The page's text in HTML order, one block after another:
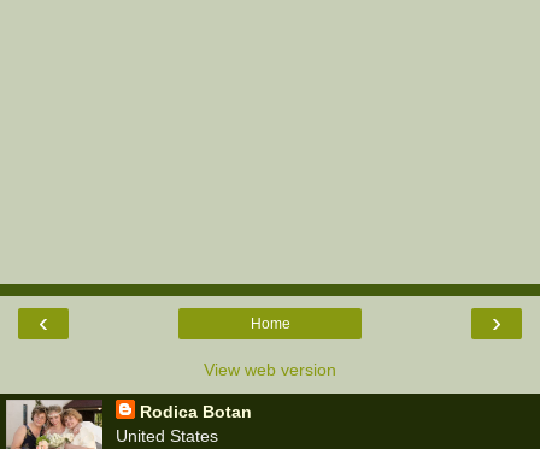
‹ ›
Home
View web version
Rodica Botan
United States